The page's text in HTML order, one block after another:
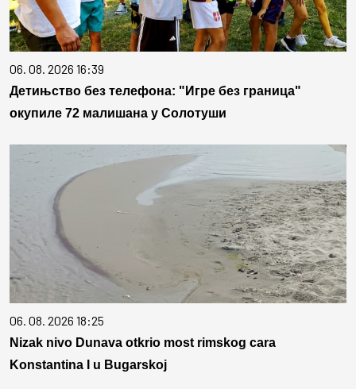
06. 08. 2026 16:39
Детињство без телефона: "Игре без граница"
окупиле 72 малишана у Солотуши
06. 08. 2026 18:25
Nizak nivo Dunava otkrio most rimskog cara
Konstantina I u Bugarskoj